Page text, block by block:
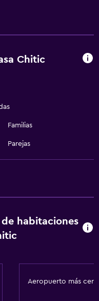
Chitic
Familias
Parejas
habitaciones
Aeropuerto más